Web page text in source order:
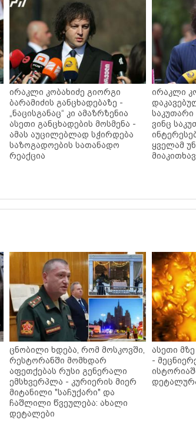
ირაკლი კობახიძე გიორგი
ბარამიძის განცხადებაზე -
„ნაცისგანაც“ კი ამაზრზენია
ასეთი განცხადების მოსმენა -
ამას აუცილებლად სჭირდება
საზოგადოების სათანადო
რეაქცია
ირაკლი
საკუთარი
ვინც
ყველამ
ცნობილი ხდება, რომ მოსკოვში,
რესტორანში მომხდარ
აფეთქებას რუსი გენერალი
ემსხვერპლა - კურიერის მიერ
მიტანილი "საჩუქარი" და
ჩაშლილი წვეულება: ახალი
დეტალები
ასეთი
-